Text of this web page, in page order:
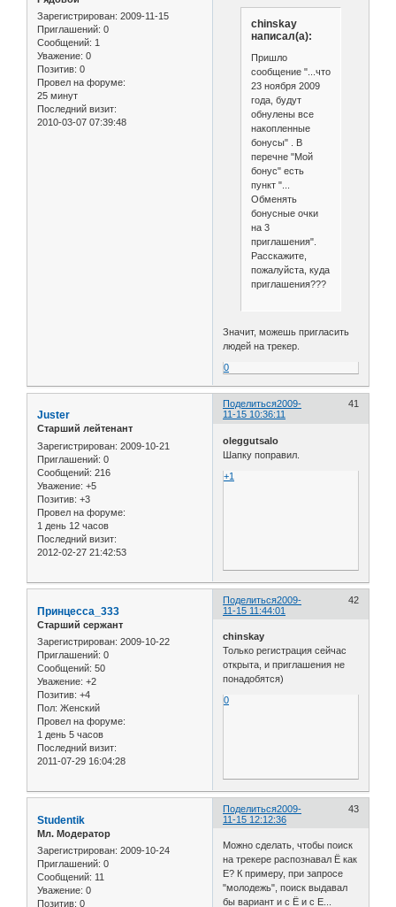
Зарегистрирован: 2009-11-15
Приглашений: 0
Сообщений: 1
Уважение: 0
Позитив: 0
Провел на форуме:
25 минут
Последний визит:
2010-03-07 07:39:48
chinskay
написал(а):
Пришло
сообщение "...что
23 ноября 2009
года, будут
обнулены все
накопленные
бонусы" . В
перечне "Мой
бонус" есть
пункт "...
Обменять
бонусные очки
на 3
приглашения".
Расскажите,
пожалуйста, куда
приглашения???
Значит, можешь пригласить
людей на трекер.
0
Поделиться 41
2009-
11-15 10:36:11
Juster
Старший лейтенант
Зарегистрирован: 2009-10-21
Приглашений: 0
Сообщений: 216
Уважение: +5
Позитив: +3
Провел на форуме:
1 день 12 часов
Последний визит:
2012-02-27 21:42:53
oleggutsalo
Шапку поправил.
+1
Поделиться 42
2009-
11-15 11:44:01
Принцесса_333
Старший сержант
Зарегистрирован: 2009-10-22
Приглашений: 0
Сообщений: 50
Уважение: +2
Позитив: +4
Пол: Женский
Провел на форуме:
1 день 5 часов
Последний визит:
2011-07-29 16:04:28
chinskay
Только регистрация сейчас
открыта, и приглашения не
понадобятся)
0
Поделиться 43
2009-
11-15 12:12:36
Studentik
Мл. Модератор
Зарегистрирован: 2009-10-24
Приглашений: 0
Сообщений: 11
Уважение: 0
Позитив: 0
Можно сделать, чтобы поиск
на трекере распознавал Ё как
Е? К примеру, при запросе
"молодежь", поиск выдавал
бы вариант и с Ё и с Е...